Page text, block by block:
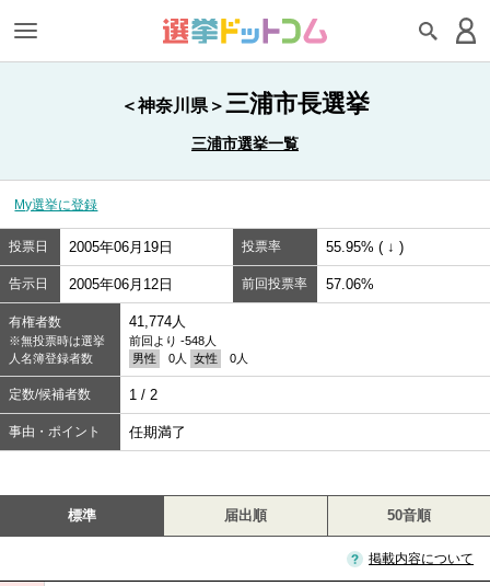
＜神奈川県＞三浦市長選挙
三浦市選挙一覧
My選挙に登録
投票日 2005年06月19日 投票率 55.95% ( ↓ )
告示日 2005年06月12日 前回投票率 57.06%
有権者数
※無投票時は選挙
人名簿登録者数
41,774人
前回より -548人
男性
0人 女性 0人
定数/候補者数 1 / 2
事由・ポイント 任期満了
標準 届出順 50音順
掲載内容について